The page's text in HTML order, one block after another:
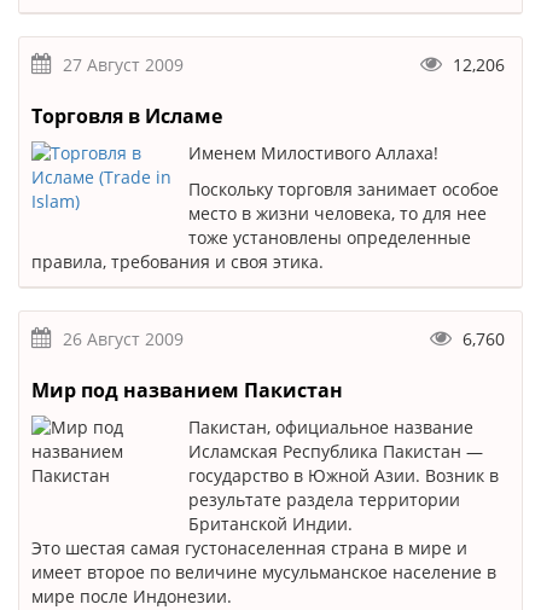
27 Август 2009 12,206
Торговля в Исламе
Именем Милостивого Аллаха!
Поскольку торговля занимает особое
место в жизни человека, то для нее
тоже установлены определенные
правила, требования и своя этика.
26 Август 2009 6,760
Мир под названием Пакистан
Пакистан, официальное название
Исламская Республика Пакистан —
государство в Южной Азии. Возник в
результате раздела территории
Британской Индии.
Это шестая самая густонаселенная страна в мире и
имеет второе по величине мусульманское население в
мире после Индонезии.